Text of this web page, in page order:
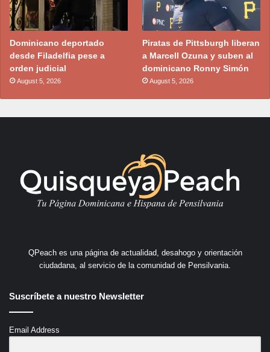
Dominicano deportado
desde Filadelfia pese a
orden judicial
August 5, 2026
Piratas de Pittsburgh liberan
a Marcell Ozuna y suben al
dominicano Ronny Simón
August 5, 2026
QPeach es una página de actualidad, desahogo y orientación
ciudadana, al servicio de la comunidad de Pensilvania.
Suscríbete a nuestro Newsletter
Email Address